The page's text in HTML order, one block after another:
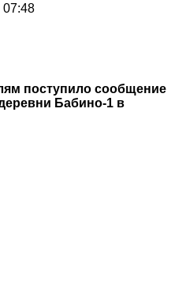
07:48
поступило сообщение
Бабино-1 в